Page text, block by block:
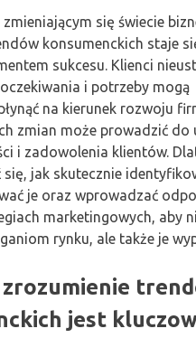
się świecie
konsumenckich staje
sukcesu. Klienci
i potrzeby mogą
na kierunek rozwoju
zmian może prowadzić do
i zadowolenia klientów.
jak skutecznie
je oraz wprowadzać
marketingowych, aby
rynku, ale także je
zrozumienie
jest